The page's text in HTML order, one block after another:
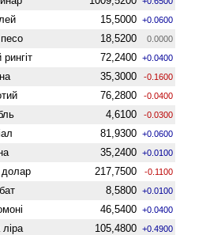
15,5000 +0.0600
18,5200 0.0000
72,2400 +0.0400
35,3000 -0.1600
76,2800 -0.0400
4,6100 -0.0300
81,9300 +0.0600
35,2400 +0.0100
долар 217,7500 -0.1100
8,5800 +0.0100
46,5400 +0.0400
105,4800 +0.4900